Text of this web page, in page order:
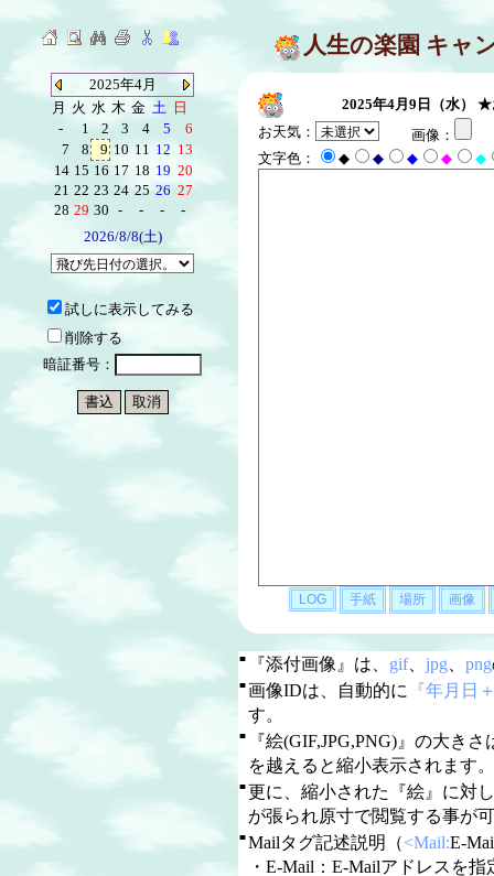
人生の楽園 キャ
2025年4月
月 火 水 木 金 土 日
-
1 2 3 4 5
6
7
8 9 10 11 12 13
14 15 16 17 18 19 20
21 22 23 24 25 26 27
28 29 30 - - -
-
2026/8/8(土)
試しに表示してみる
削除する
暗証番号：
2025年4月9日（水）
★
お天気：
画像：
文字色：
◆ ◆ ◆ ◆ ◆
■ 『添付画像』は、 gif、 jpg、 png
■画像IDは、自動的に 『年月日
す。
■
『絵(GIF,JPG,PNG)』の大きさ
を越えると縮小表示されます。
■更に、縮小された『絵』に対
が張られ原寸で閲覧する事が
■Mailタグ記述説明（<Mail:E-
・E-Mail：E-Mailアドレスを